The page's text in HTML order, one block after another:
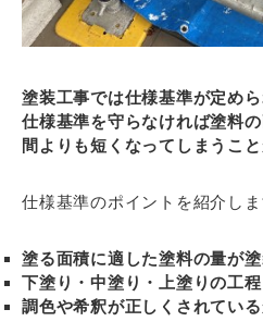
塗装工事では仕様基準が定め
仕様基準を守らなければ塗料
間よりも短くなってしまうこと
仕様基準のポイントを紹介しま
塗る面積に適した塗料の量が
下塗り・中塗り・上塗りの工
調色や希釈が正しくされてい